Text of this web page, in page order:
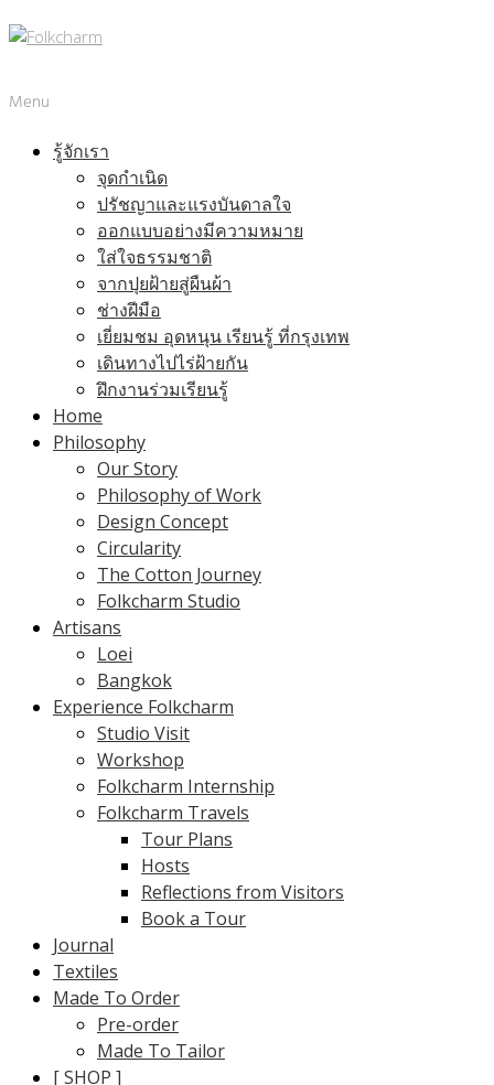
Menu
รู้จักเรา
จุดกำเนิด
ปรัชญาและแรงบันดาลใจ
ออกแบบอย่างมีความหมาย
ใส่ใจธรรมชาติ
จากปุยฝ้ายสู่ผืนผ้า
ช่างฝีมือ
เยี่ยมชม อุดหนุน เรียนรู้ ที่กรุงเทพ
เดินทางไปไร่ฝ้ายกัน
ฝึกงานร่วมเรียนรู้
Home
Philosophy
Our Story
Philosophy of Work
Design Concept
Circularity
The Cotton Journey
Folkcharm Studio
Artisans
Loei
Bangkok
Experience Folkcharm
Studio Visit
Workshop
Folkcharm Internship
Folkcharm Travels
Tour Plans
Hosts
Reflections from Visitors
Book a Tour
Journal
Textiles
Made To Order
Pre-order
Made To Tailor
[ SHOP ]